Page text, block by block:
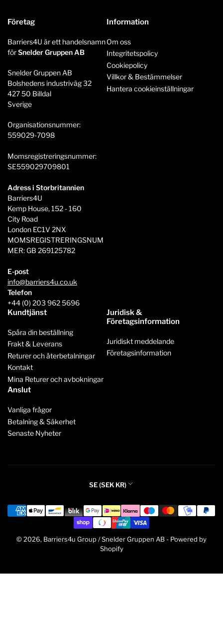
Företag
Barriers4U är ett handelsnamn
förSnelder Gruppen AB
Snelder Gruppen AB
Bolshedens industriväg 32
427 50 Billdal
Sverige
Organisationsnummer:
559029-7098
Momsregistreringsnummer:
SE559029709801
Adress i Storbritannien
Barriers4U
Kemp House, 152 - 160
City Road
London EC1V 2NX
MOMSREGISTRERINGSNUM
MER: GB 269125782
E-post
info@barriers4u.co.uk
Telefon
+44 (0) 203 962 5696
Information
Om oss
Integritetspolicy
Cookiepolicy
Villkor & Bestämmelser
Hantera cookieinställningar
Kundtjänst
Spåra din beställning
Frakt & Leverans
Returer och återbetalningar
Kontakt
Mina Returer och avbokningar
Juridisk &
Företagsinformation
Juridiskt meddelande
Företagsinformation
Anslut
Vanliga frågor
Betalning & Säkerhet
Senaste Nyheter
L
n
d
r
SE (SEK KR)
© 2026, Barriers4u Group / Snelder Gruppen AB- Powered by
Shopify
Betalningsmetoder